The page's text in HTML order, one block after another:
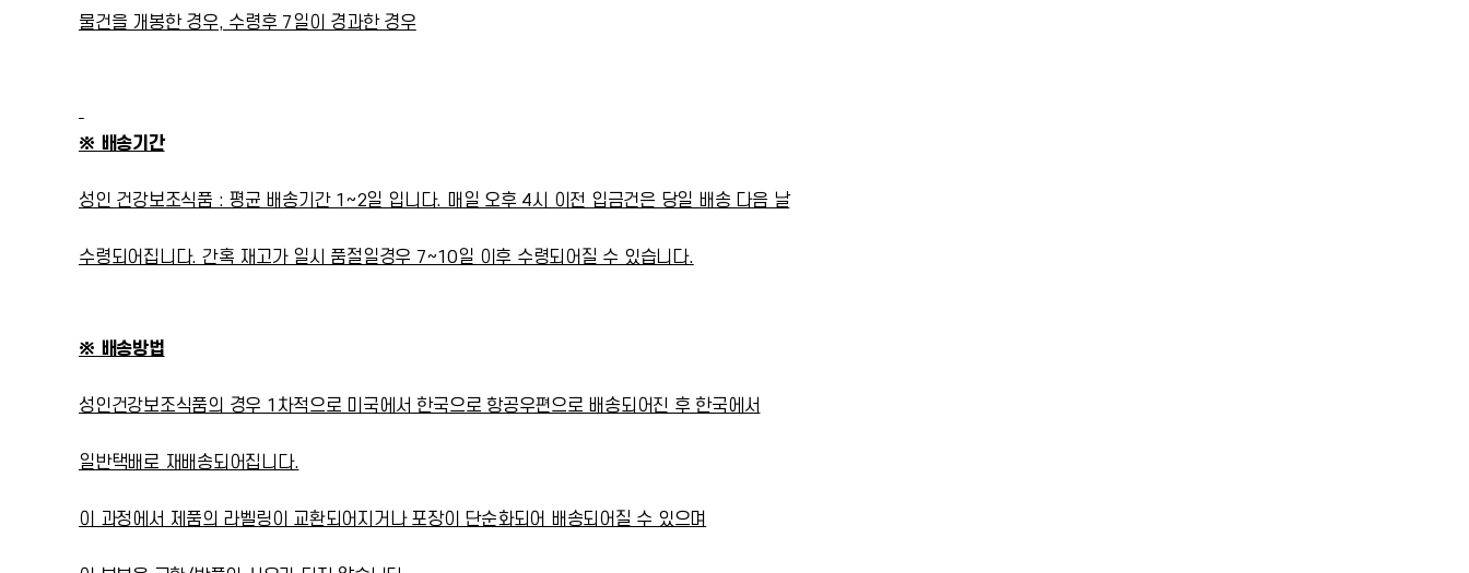
물건을 개봉한 경우, 수령후 7일이 경과한 경우
※ 배송기간
성인 건강보조식품 : 평균 배송기간 1~2일 입니다. 매일 오후 4시 이전 입금건은 당일 배송 다음 날
수령되어집니다. 간혹 재고가 일시 품절일경우 7~10일 이후 수령되어질 수 있습니다.
※ 배송방법
성인건강보조식품의 경우 1차적으로 미국에서 한국으로 항공우편으로 배송되어진 후 한국에서
일반택배로 재배송되어집니다.
이 과정에서 제품의 라벨링이 교환되어지거나 포장이 단순화되어 배송되어질 수 있으며